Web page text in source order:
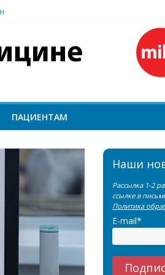
конференции SNMMI
системы?
ПАЦИЕНТАМ
Наши
Рассылка 1-2
ссылке в
Политика
E-mail*